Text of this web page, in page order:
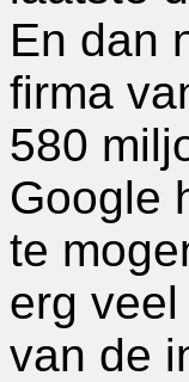
En dan
firma
580
Google
te
erg
van de